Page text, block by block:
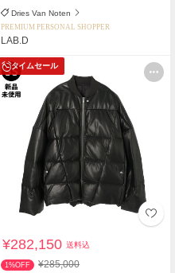
Dries Van Noten
PREMIUM PERSONAL SHOPPER
LAB.D
タイムセール
¥282,150送料込
1%OFF ¥285,000